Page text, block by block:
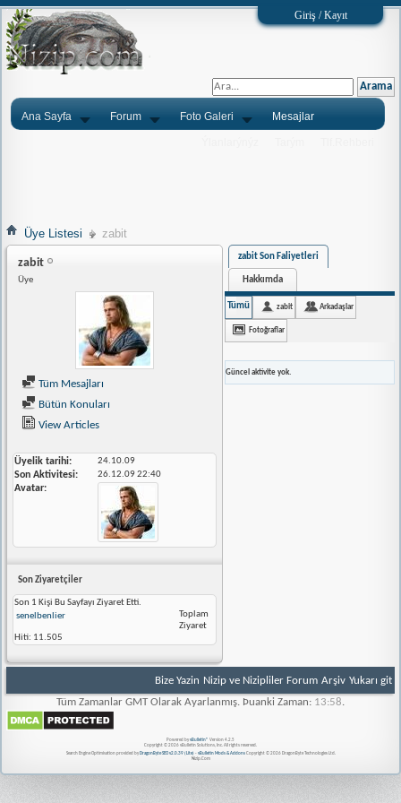
Giriş / Kayıt
Ana Sayfa Forum Foto Galeri Mesajlar
Üye Listesi zabit
zabit
Üye
Tüm Mesajları
Bütün Konuları
View Articles
Üyelik tarihi 24.10.09
Son Aktivitesi 26.12.0922:40
Avatar
Son Ziyaretçiler
Son 1 Kişi Bu Sayfayı Ziyaret Etti.
senelbenlier
Toplam
Ziyaret
Hiti: 11.505
zabit Son Faliyetleri
Hakkımda
Tümü zabit Arkadaşlar
Fotoğraflar
Güncel aktivite yok.
Bize Yazin Nizip ve Nizipliler Forum Arşiv Yukarı git
Tüm Zamanlar GMT Olarak Ayarlanmış. Þuanki Zaman: 13:58.
Powered by vBulletin® Version 4.2.5
Copyright © 2026 vBulletin Solutions, Inc. All rights reserved.
Search Engine Optimisation provided by DragonByte SEO v2.0.39 (Lite)- vBulletin Mods & AddonsCopyright © 2026 DragonByte Technologies Ltd.
Nizip.Com